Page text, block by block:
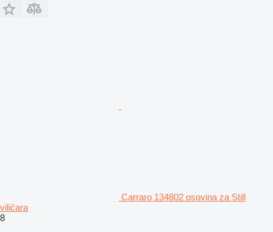
Carraro 134802 osovina za Still
viličara
8